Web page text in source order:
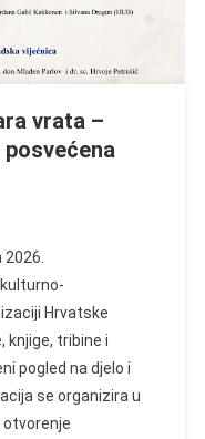
vrata –
Hrvatske
knjige, tribine i
pogled na djelo i
se organizira u
otvorenje